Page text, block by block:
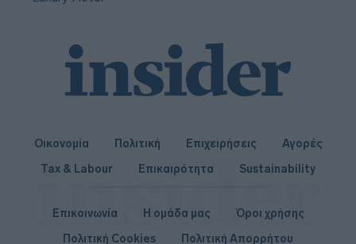
Οικονομία Πολιτική Επιχειρήσεις
Αγορές
Tax & Labour
Επικαιρότητα Sustainability
Επικοινωνία Η ομάδα μας
Όροι χρήσης
Πολιτική Cookies
Πολιτική Απορρήτου